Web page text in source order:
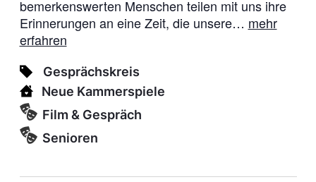
bemerkenswerten Menschen teilen mit uns ihre
Erinnerungen an eine Zeit, die unsere… mehr
erfahren
Gesprächskreis
Neue Kammerspiele
Film & Gespräch
Senioren